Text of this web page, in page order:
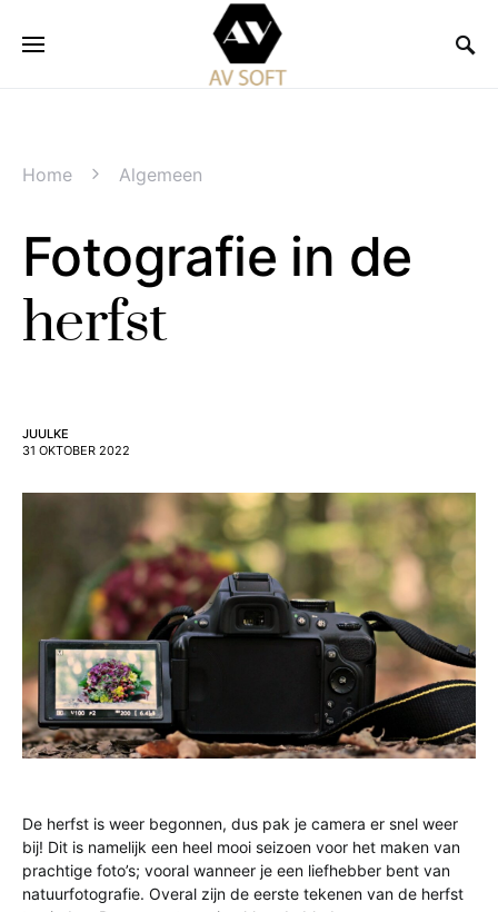
Home Algemeen
Fotografie in de
herfst
JUULKE
31 OKTOBER 2022
De herfst is weer begonnen, dus pak je camera er snel weer
bij! Dit is namelijk een heel mooi seizoen voor het maken van
prachtige foto’s; vooral wanneer je een liefhebber bent van
natuurfotografie. Overal zijn de eerste tekenen van de herfst